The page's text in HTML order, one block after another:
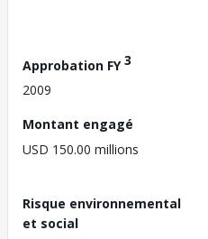
Approbation FY3
2009
Montant engagé
USD 150.00 millions
Risque environnemental
et social